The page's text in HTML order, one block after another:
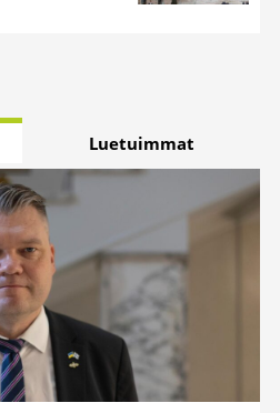
Luetuimmat